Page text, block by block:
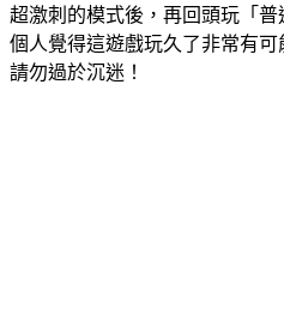
超激刺的模式後，再回頭玩「
個人覺得這遊戲玩久了非常有
請勿過於沉迷！